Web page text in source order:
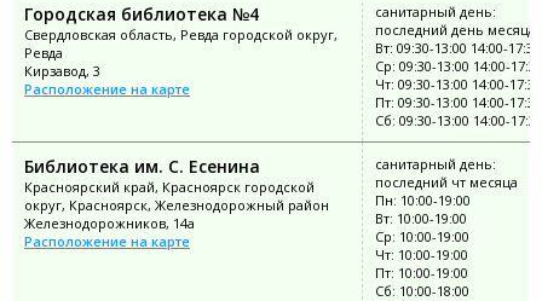
Городская библиотека №4
Свердловская область, Ревда городской округ,
Ревда
Кирзавод, 3
Расположение на карте
санитарный день:
последний день месяца
Вт: 09:30-13:00 14:00-17:30
Ср: 09:30-13:00 14:00-17:30
Чт: 09:30-13:00 14:00-17:30
Пт: 09:30-13:00 14:00-17:30
Сб: 09:30-13:00 14:00-17:30
Библиотека им. С. Есенина
Красноярский край, Красноярск городской
округ, Красноярск, Железнодорожный район
Железнодорожников, 14а
Расположение на карте
санитарный день:
последний чт месяца
Пн: 10:00-19:00
Вт: 10:00-19:00
Ср: 10:00-19:00
Чт: 10:00-19:00
Пт: 10:00-19:00
Сб: 10:00-18:00